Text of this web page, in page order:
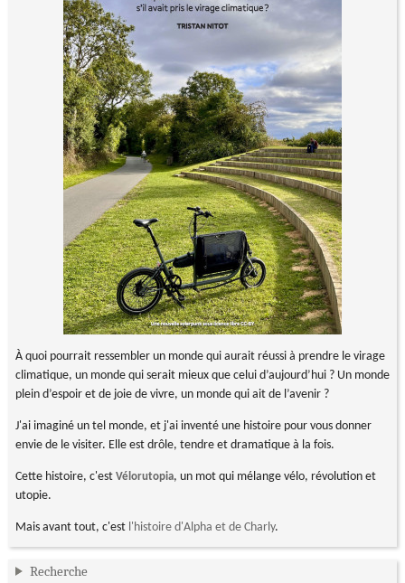
À quoi pourrait ressembler un monde qui aurait réussi à prendre le virage
climatique, un monde qui serait mieux que celui d’aujourd’hui ? Un monde
plein d’espoir et de joie de vivre, un monde qui ait de l’avenir ?
J'ai imaginé un tel monde, et j'ai inventé une histoire pour vous donner
envie de le visiter. Elle est drôle, tendre et dramatique à la fois.
Cette histoire, c'est Vélorutopia, un mot qui mélange vélo, révolution et
utopie.
Mais avant tout, c'est l'histoire d'Alpha et de Charly.
Recherche